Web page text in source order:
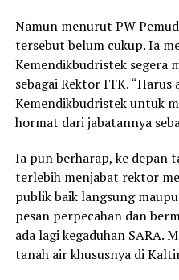
Namun menurut PW
tersebut belum cukup. Ia
Kemendikbudristek segera
sebagai Rektor ITK.
Kemendikbudristek untuk
hormat dari jabatannya
Ia pun berharap, ke depan
terlebih menjabat rektor
publik baik langsung
pesan perpecahan dan
ada lagi kegaduhan SARA.
tanah air khususnya di